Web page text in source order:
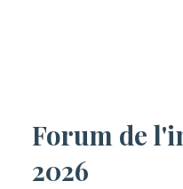
Forum de
2026